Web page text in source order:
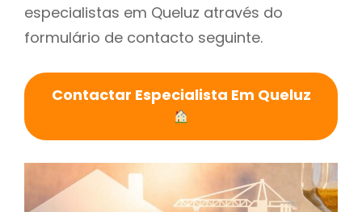
especialistas em Queluz através do
formulário de contacto seguinte.
Contactar Especialista Em Queluz